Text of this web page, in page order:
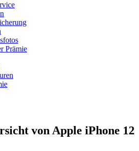
Prämie
von Apple iPhone 12